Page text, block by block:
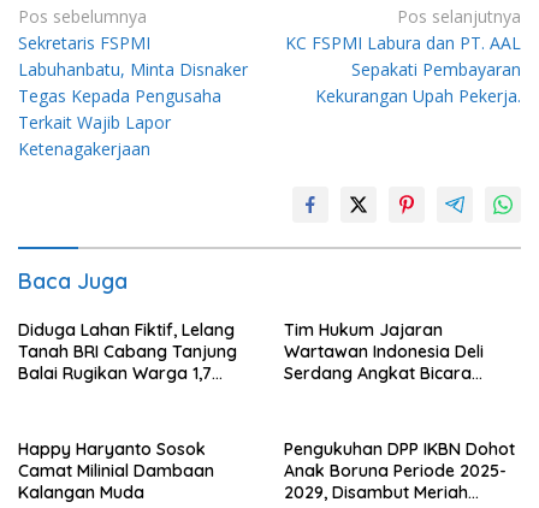
Navigasi
pos
Pos sebelumnya
Sekretaris FSPMI
Labuhanbatu, Minta Disnaker
Tegas Kepada Pengusaha
Terkait Wajib Lapor
Ketenagakerjaan
Pos selanjutnya
KC FSPMI Labura dan PT. AAL
Sepakati Pembayaran
Kekurangan Upah Pekerja.
Baca Juga
Diduga Lahan Fiktif, Lelang
Tanah BRI Cabang Tanjung
Balai Rugikan Warga 1,7
Tim Hukum Jajaran
Wartawan Indonesia Deli
Serdang Angkat Bicara
Happy Haryanto Sosok
Camat Milinial Dambaan
Kalangan Muda
Pengukuhan DPP IKBN Dohot
Anak Boruna Periode 2025-
2029, Disambut Meriah